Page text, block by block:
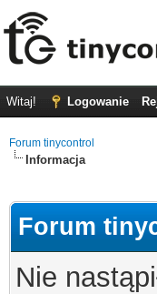
Witaj! Logowanie
Forum tinycontrol
Informacja
Forum
Nie